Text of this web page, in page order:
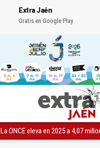
Extra Jaén
Gratis en Google Play
La ONCE eleva en 2025 a 4,07